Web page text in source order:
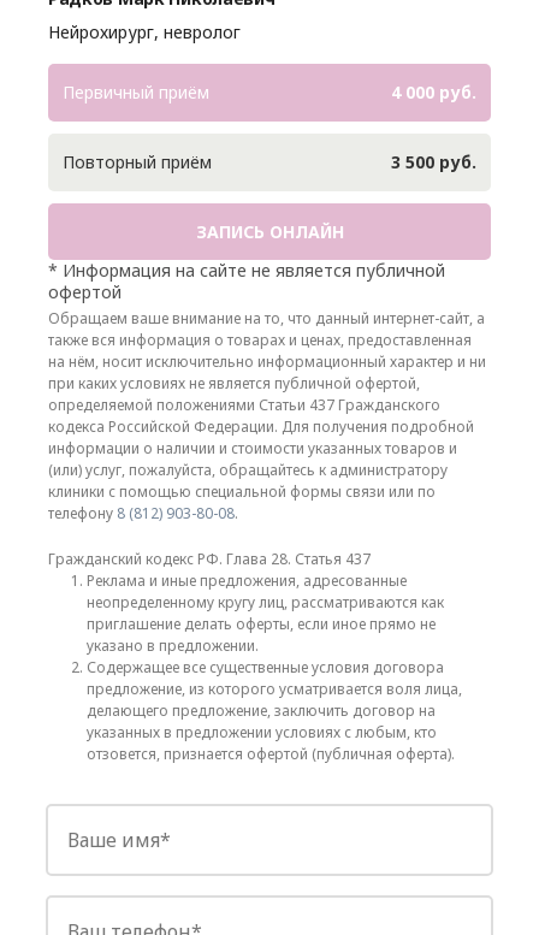
Нейрохирург, невролог
Первичный приём 4 000 руб.
Повторный приём 3 500 руб.
ЗАПИСЬ ОНЛАЙН
* Информация на сайте не является публичной
офертой
Обращаем ваше внимание на то, что данный интернет-сайт, а
также вся информация о товарах и ценах, предоставленная
на нём, носит исключительно информационный характер и ни
при каких условиях не является публичной офертой,
определяемой положениями Статьи 437 Гражданского
кодекса Российской Федерации. Для получения подробной
информации о наличии и стоимости указанных товаров и
(или) услуг, пожалуйста, обращайтесь к администратору
клиники с помощью специальной формы связи или по
телефону 8 (812) 903-80-08.
Гражданский кодекс РФ. Глава 28. Статья 437
Реклама и иные предложения, адресованные
неопределенному кругу лиц, рассматриваются как
приглашение делать оферты, если иное прямо не
указано в предложении.
Содержащее все существенные условия договора
предложение, из которого усматривается воля лица,
делающего предложение, заключить договор на
указанных в предложении условиях с любым, кто
отзовется, признается офертой (публичная оферта).